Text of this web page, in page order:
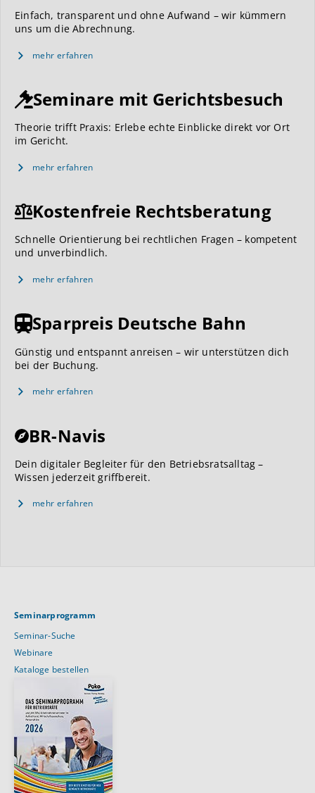
Einfach, transparent und ohne Aufwand – wir kümmern
uns um die Abrechnung.
mehr erfahren
Seminare mit Gerichtsbesuch
Theorie trifft Praxis: Erlebe echte Einblicke direkt vor Ort
im Gericht.
mehr erfahren
Kostenfreie Rechtsberatung
Schnelle Orientierung bei rechtlichen Fragen – kompetent
und unverbindlich.
mehr erfahren
Sparpreis Deutsche Bahn
Günstig und entspannt anreisen – wir unterstützen dich
bei der Buchung.
mehr erfahren
BR-Navis
Dein digitaler Begleiter für den Betriebsratsalltag –
Wissen jederzeit griffbereit.
mehr erfahren
Seminarprogramm
Seminar-Suche
Webinare
Kataloge bestellen